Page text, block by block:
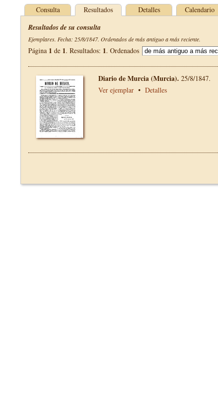
Consulta Resultados Detalles Calendario
Resultados de su consulta
Ejemplares. Fecha: 25/8/1847. Ordenados de más antiguo a más reciente.
Página 1 de 1. Resultados: 1. Ordenados
Diario de Murcia (Murcia). 25/8/1847.
Ver ejemplar • Detalles